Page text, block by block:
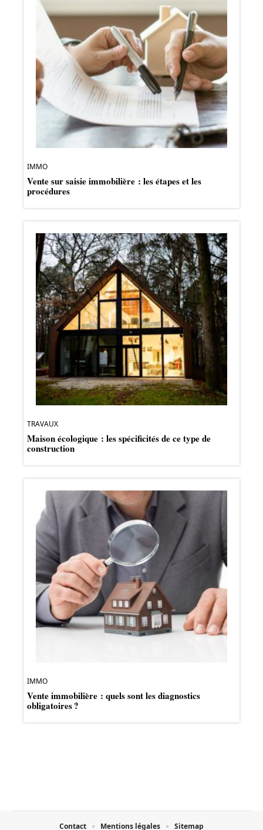
IMMO
Vente sur saisie immobilière : les étapes et les
procédures
TRAVAUX
Maison écologique : les spécificités de ce type de
construction
IMMO
Vente immobilière : quels sont les diagnostics
obligatoires ?
Contact Mentions légales Sitemap